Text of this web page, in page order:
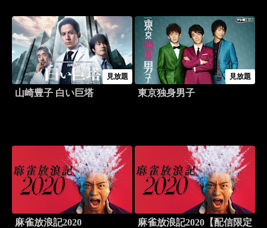
見放題
山崎豊子 白い巨塔
見放題
東京独身男子
麻雀放浪記2020
麻雀放浪記2020【配信限定